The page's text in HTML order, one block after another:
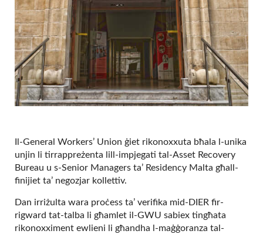
Il-General Workers’ Union ġiet rikonoxxuta bħala l-unika
unjin li tirrappreżenta lill-impjegati tal-Asset Recovery
Bureau u s-Senior Managers ta’ Residency Malta għall-
finijiet ta’ negozjar kollettiv.
Dan irriżulta wara proċess ta’ verifika mid-DIER fir-
rigward tat-talba li għamlet il-GWU sabiex tingħata
rikonoxximent ewlieni li għandha l-maġġoranza tal-